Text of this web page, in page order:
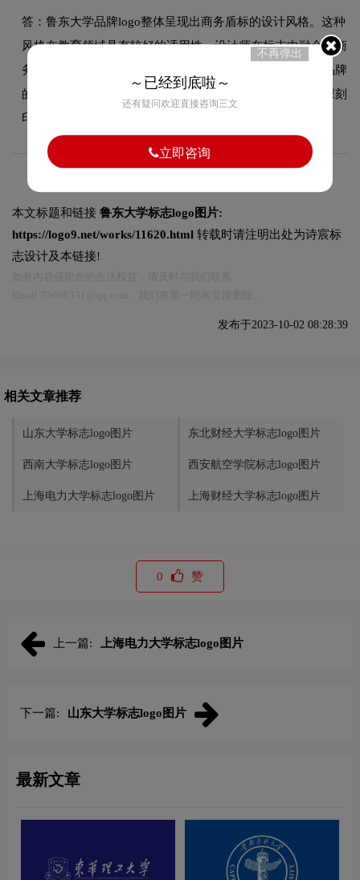
答：鲁东大学品牌logo整体呈现出商务盾标的设计风格。这种
风格在教育领域具有较好的适用性，设计师在标志中融合了商
务盾标的核心手法，既符合行业的一般审美特征，又突出品牌
的独特个性，能够在众多竞品中脱颖而出，给消费者留下深刻
印象。
本文标题和链接 鲁东大学标志logo图片:
https://logo9.net/works/11620.html 转载时请注明出处为诗宸标
志设计及本链接!
发布于2023-10-02 08:28:39
相关文章推荐
山东大学标志logo图片 东北财经大学标志logo图片
西南大学标志logo图片 西安航空学院标志logo图片
上海电力大学标志logo图片 上海财经大学标志logo图片
0 赞
上一篇: 上海电力大学标志logo图片
下一篇: 山东大学标志logo图片
最新文章
不再弹出
～已经到底啦～
还有疑问欢迎直接咨询三文
立即咨询